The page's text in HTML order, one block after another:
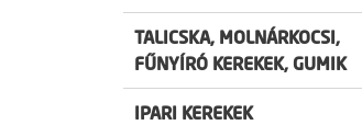
TALICSKA, MOLNÁRKOCSI,
FŰNYÍRÓ KEREKEK, GUMIK
IPARI KEREKEK